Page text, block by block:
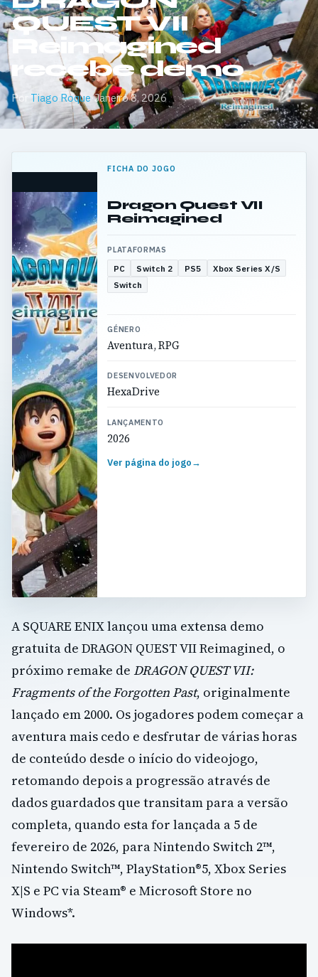
QUEST VII
Reimagined
recebe demo
Por Tiago Roque ·Janeiro 8, 2026
FICHA DO JOGO
Dragon Quest VII
Reimagined
PLATAFORMAS
PC Switch 2 PS5
Xbox Series X/S
Switch
GÉNERO
Aventura, RPG
DESENVOLVEDOR
HexaDrive
LANÇAMENTO
2026
Ver página do jogo→
A SQUARE ENIX lançou uma extensa demo
gratuita de DRAGON QUEST VII Reimagined, o
próximo remake de DRAGON QUEST VII:
Fragments of the Forgotten Past, originalmente
lançado em 2000. Os jogadores podem começar a
aventura mais cedo e desfrutar de várias horas
de conteúdo desde o início do videojogo,
retomando depois a progressão através de
dados guardados que transitam para a versão
completa, quando esta for lançada a 5 de
fevereiro de 2026, para Nintendo Switch 2™,
Nintendo Switch™, PlayStation®5, Xbox Series
X|S e PC via Steam® e Microsoft Store no
Windows*.